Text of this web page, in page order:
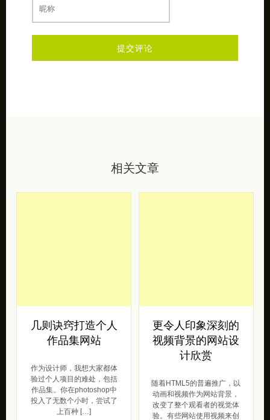
相关文章
几则诀窍打造个人
作品集网站
作为设计师，我想大家都体
验过个人项目的难处，包括
作品集。你在photoshop中
投入了无数个小时，尝试了
上百种 […]
更令人印象深刻的
视频背景的网站设
计欣赏
随着HTML5的普遍推广，以
动画和视频作为网站背景，
改变了整个观看者的视觉体
验。有些网站使用视频来创